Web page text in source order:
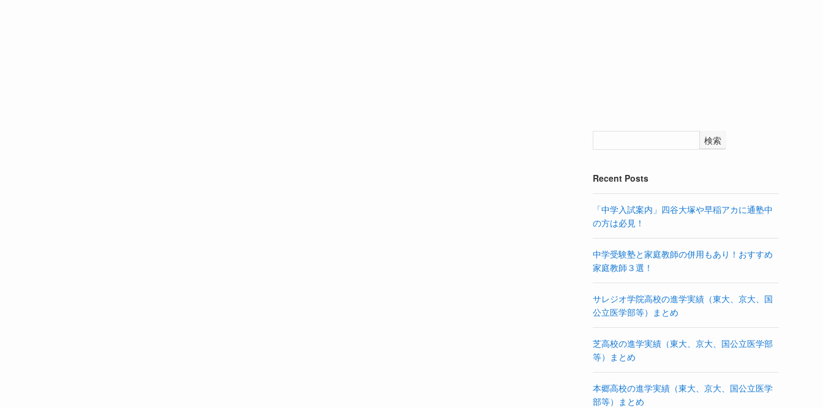
検索
Recent Posts
「中学入試案内」四谷大塚や早稲アカに通塾中
の方は必見！
中学受験塾と家庭教師の併用もあり！おすすめ
家庭教師３選！
サレジオ学院高校の進学実績（東大、京大、国
公立医学部等）まとめ
芝高校の進学実績（東大、京大、国公立医学部
等）まとめ
本郷高校の進学実績（東大、京大、国公立医学
部等）まとめ